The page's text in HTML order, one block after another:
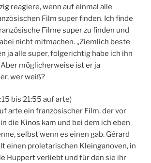
reagiere, wenn auf einmal alle
Film super finden. Ich finde
Filme super zu finden und
nicht mitmachen. „Ziemlich beste
ja alle super, folgerichtig habe ich ihn
möglicherweise ist er ja
wer weiß?
bis 21:55 auf arte)
arte ein französischer Film, der vor
die Kinos kam und bei dem ich eben
selbst wenn es einen gab. Gérard
einen proletarischen Kleinganoven, in
Huppert verliebt und für den sie ihr